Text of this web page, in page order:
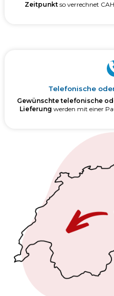
Zeitpunkt so verrechnet
Telefonische
Gewünschte telefonische
Lieferung werden mit einer